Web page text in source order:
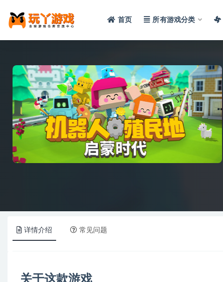
首页 所有游戏分类
详情介绍 常见问题
关于这款游戏